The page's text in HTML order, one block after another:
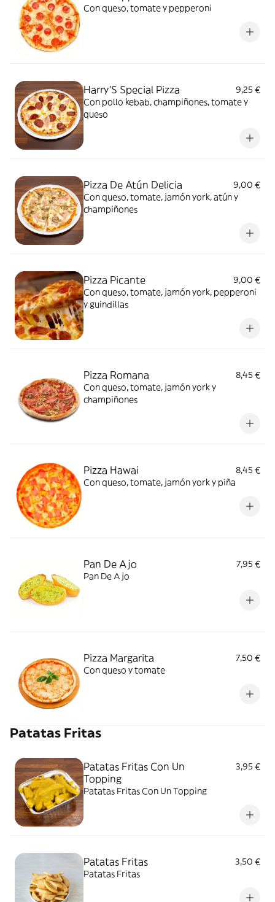
Con queso, tomate y pepperoni
Harry'S Special Pizza
9,25 €
Con pollo kebab, champiñones, tomate y
queso
Pizza De Atún Delicia
9,00 €
Con queso, tomate, jamón york, atún y
champiñones
Pizza Picante
9,00 €
Con queso, tomate, jamón york, pepperoni
y guindillas
Pizza Romana
8,45 €
Con queso, tomate, jamón york y
champiñones
Pizza Hawai
8,45 €
Con queso, tomate, jamón york y piña
Pan De Ajo
7,95 €
Pan De Ajo
Pizza Margarita
7,50 €
Con queso y tomate
Patatas Fritas
Patatas Fritas Con Un
Topping
3,95 €
Patatas Fritas Con Un Topping
Patatas Fritas
3,50 €
Patatas Fritas